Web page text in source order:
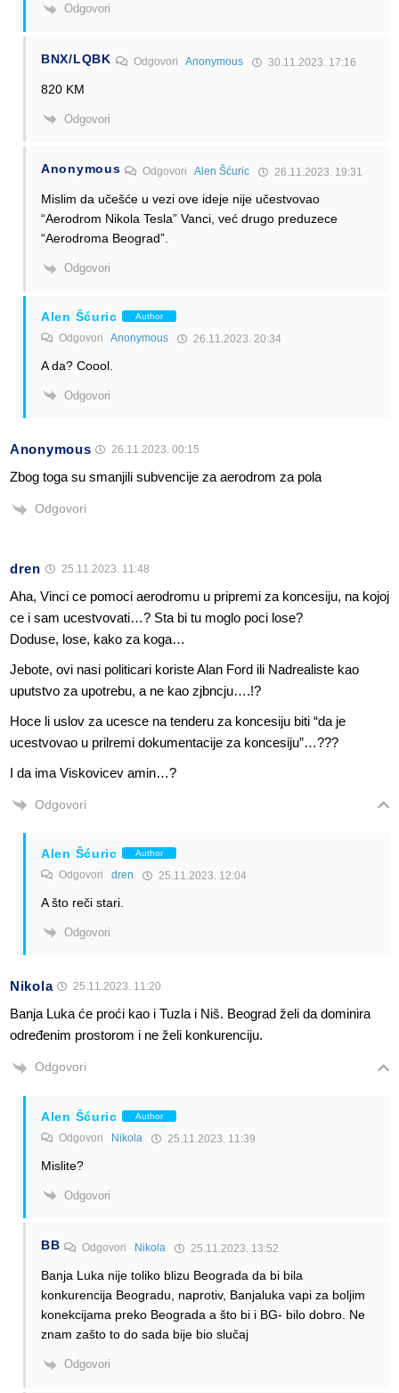
Odgovori
BNX/LQBK Odgovori Anonymous 30.11.2023. 17:16
820 KM
Odgovori
Anonymous OdgovoriAlen Šćuric 26.11.2023. 19:31
Mislim da učešće u vezi ove ideje nije učestvovao
“Aerodrom Nikola Tesla” Vanci, već drugo preduzece
“Aerodroma Beograd”.
Odgovori
Alen Šćuric Author
Odgovori Anonymous 26.11.2023. 20:34
A da? Coool.
Odgovori
Anonymous 26.11.2023. 00:15
Zbog toga su smanjili subvencije za aerodrom za pola
Odgovori
dren 25.11.2023. 11:48
Aha, Vinci ce pomoci aerodromu u pripremi za koncesiju, na kojoj
ce i sam ucestvovati…? Sta bi tu moglo poci lose?
Doduse, lose, kako za koga…
Jebote, ovi nasi politicari koriste Alan Ford ili Nadrealiste kao
uputstvo za upotrebu, a ne kao zjbncju….!?
Hoce li uslov za ucesce na tenderu za koncesiju biti “da je
ucestvovao u prilremi dokumentacije za koncesiju”…???
I da ima Viskovicev amin…?
Odgovori
Alen Šćuric Author
Odgovori dren 25.11.2023. 12:04
A što reči stari.
Odgovori
Nikola 25.11.2023. 11:20
Banja Luka će proći kao i Tuzla i Niš. Beograd želi da dominira
određenim prostorom i ne želi konkurenciju.
Odgovori
Alen Šćuric Author
Odgovori Nikola 25.11.2023. 11:39
Mislite?
Odgovori
BB Odgovori Nikola 25.11.2023. 13:52
Banja Luka nije toliko blizu Beograda da bi bila
konkurencija Beogradu, naprotiv, Banjaluka vapi za boljim
konekcijama preko Beograda a što bi i BG- bilo dobro. Ne
znam zašto to do sada bije bio slučaj
Odgovori